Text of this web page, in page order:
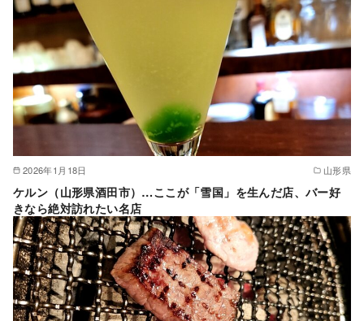
2026年1月18日 山形県
ケルン（山形県酒田市）…ここが「雪国」を生んだ店、バー好
きなら絶対訪れたい名店